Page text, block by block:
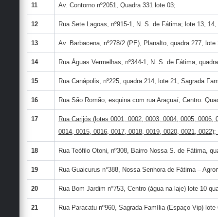
11 Av. Contorno nº2051, Quadra 331 lote 03;
12 Rua Sete Lagoas, nº915-1, N. S. de Fátima; lote 13,
13 Av. Barbacena, nº278/2 (PE), Planalto, quadra 277, lote
14 Rua Águas Vermelhas, nº344-1, N. S. de Fátima,
15 Rua Canápolis, nº225, quadra 214, lote 21, Sagrada
16 Rua São Romão, esquina com rua Araçuaí, Centro.
17
Rua Carijós (lotes 0001, 0002, 0003, 0004, 0005,
0014, 0015, 0016, 0017, 0018, 0019, 0020, 0021,
18 Rua Teófilo Otoni, nº308, Bairro Nossa S. de Fátima,
19 Rua Guaicurus n°388, Nossa Senhora de Fátima –
20 Rua Bom Jardim nº753, Centro (água na laje) lote 10
21 Rua Paracatu nº960, Sagrada Família (Espaço Vip) lote